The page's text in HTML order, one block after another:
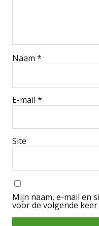
Naam *
E-mail *
Site
Mijn naam, e-mail en
voor de volgende